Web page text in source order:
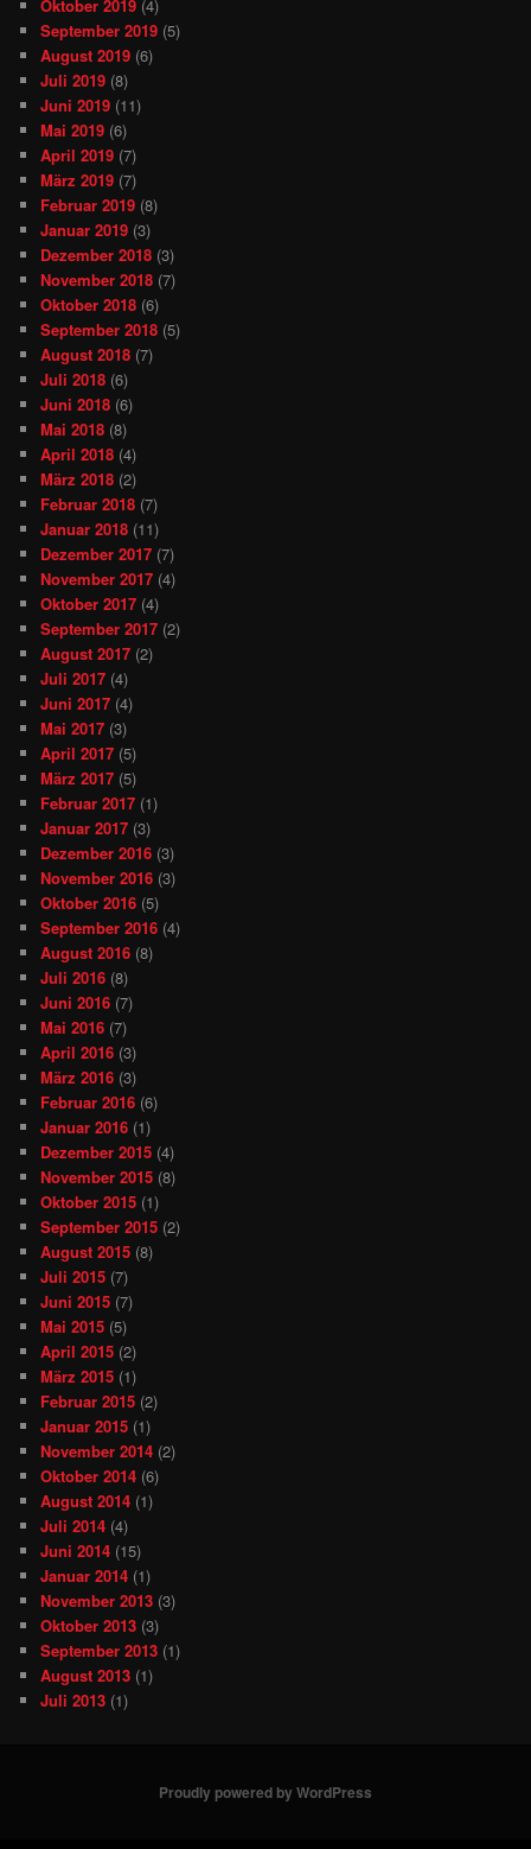
Oktober 2019 (4)
September 2019 (5)
August 2019 (6)
Juli 2019 (8)
Juni 2019 (11)
Mai 2019 (6)
April 2019 (7)
März 2019 (7)
Februar 2019 (8)
Januar 2019 (3)
Dezember 2018 (3)
November 2018 (7)
Oktober 2018 (6)
September 2018 (5)
August 2018 (7)
Juli 2018 (6)
Juni 2018 (6)
Mai 2018 (8)
April 2018 (4)
März 2018 (2)
Februar 2018 (7)
Januar 2018 (11)
Dezember 2017 (7)
November 2017 (4)
Oktober 2017 (4)
September 2017 (2)
August 2017 (2)
Juli 2017 (4)
Juni 2017 (4)
Mai 2017 (3)
April 2017 (5)
März 2017 (5)
Februar 2017 (1)
Januar 2017 (3)
Dezember 2016 (3)
November 2016 (3)
Oktober 2016 (5)
September 2016 (4)
August 2016 (8)
Juli 2016 (8)
Juni 2016 (7)
Mai 2016 (7)
April 2016 (3)
März 2016 (3)
Februar 2016 (6)
Januar 2016 (1)
Dezember 2015 (4)
November 2015 (8)
Oktober 2015 (1)
September 2015 (2)
August 2015 (8)
Juli 2015 (7)
Juni 2015 (7)
Mai 2015 (5)
April 2015 (2)
März 2015 (1)
Februar 2015 (2)
Januar 2015 (1)
November 2014 (2)
Oktober 2014 (6)
August 2014 (1)
Juli 2014 (4)
Juni 2014 (15)
Januar 2014 (1)
November 2013 (3)
Oktober 2013 (3)
September 2013 (1)
August 2013 (1)
Juli 2013 (1)
Proudly powered by WordPress